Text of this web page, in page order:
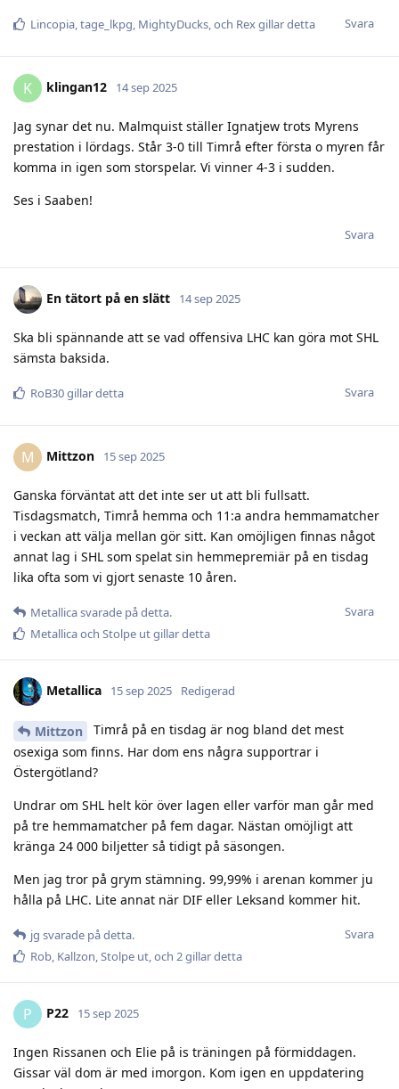
Svara
Lincopia,tage_lkpg, MightyDucks, och Rexgillar detta
K klingan12 14 sep 2025
Jag synar det nu. Malmquist ställer Ignatjew trots Myrens
prestation i lördags. Står 3-0 till Timrå efter första o myren får
komma in igen som storspelar. Vi vinner 4-3 i sudden.
Ses i Saaben!
Svara
En tätort på en slätt 14 sep 2025
Ska bli spännande att se vad offensiva LHC kan göra mot SHL
sämsta baksida.
Svara
RoB30gillar detta
M Mittzon 15 sep 2025
Ganska förväntat att det inte ser ut att bli fullsatt.
Tisdagsmatch, Timrå hemma och 11:a andra hemmamatcher
i veckan att välja mellan gör sitt. Kan omöjligen finnas något
annat lag i SHL som spelat sin hemmepremiär på en tisdag
lika ofta som vi gjort senaste 10 åren.
Svara
Metallicasvarade på detta.
Metallicaoch Stolpe utgillar detta
Metallica 15 sep 2025 Redigerad
Mittzon
Timrå på en tisdag är nog bland det mest
osexiga som finns. Har dom ens några supportrar i
Östergötland?
Undrar om SHL helt kör över lagen eller varför man går med
på tre hemmamatcher på fem dagar. Nästan omöjligt att
kränga 24 000 biljetter så tidigt på säsongen.
Men jag tror på grym stämning. 99,99% i arenan kommer ju
hålla på LHC. Lite annat när DIF eller Leksand kommer hit.
Svara
jg svarade på detta.
Rob, Kallzon,Stolpe ut, och 2gillar detta
P P22 15 sep 2025
Ingen Rissanen och Elie på is träningen på förmiddagen.
Gissar väl dom är med imorgon. Kom igen en uppdatering